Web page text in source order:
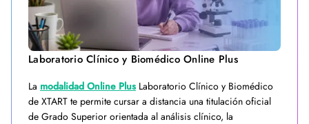
Laboratorio Clínico y Biomédico Online Plus
La modalidad Online Plus Laboratorio Clínico y Biomédico
de XTART te permite cursar a distancia una titulación oficial
de Grado Superior orientada al análisis clínico, la